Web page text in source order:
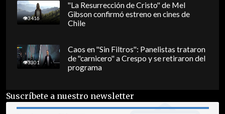
3416
"La Resurrección de Cristo" de Mel
Gibson confirmó estreno en cines de
Chile
3301
Caos en "Sin Filtros": Panelistas trataron
de "carnicero" a Crespo y se retiraron del
programa
Suscríbete a nuestro newsletter